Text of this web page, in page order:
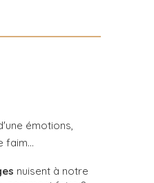
émotions,
faim...
nuisent à notre